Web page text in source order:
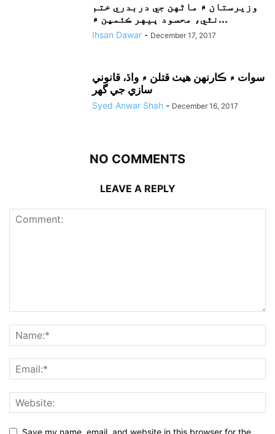
وزيرستان ۾ ماڻهن جي دربدري ختم
نٿي، محسود ٻيهر ڪئمپن ۾...
Ihsan Dawar - December 17, 2017
سوات ۾ ڪارنهن هيٺ قتلن ۾ واڌ، قانوني
سازي جي گهر
Syed Anwar Shah - December 16, 2017
NO COMMENTS
LEAVE A REPLY